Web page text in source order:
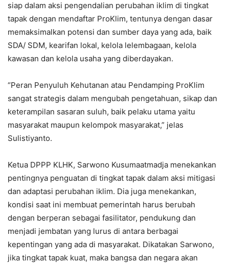
siap dalam aksi pengendalian perubahan iklim di tingkat
tapak dengan mendaftar ProKlim, tentunya dengan dasar
memaksimalkan potensi dan sumber daya yang ada, baik
SDA/ SDM, kearifan lokal, kelola lelembagaan, kelola
kawasan dan kelola usaha yang diberdayakan.
“Peran Penyuluh Kehutanan atau Pendamping ProKlim
sangat strategis dalam mengubah pengetahuan, sikap dan
keterampilan sasaran suluh, baik pelaku utama yaitu
masyarakat maupun kelompok masyarakat,” jelas
Sulistiyanto.
Ketua DPPP KLHK, Sarwono Kusumaatmadja menekankan
pentingnya penguatan di tingkat tapak dalam aksi mitigasi
dan adaptasi perubahan iklim. Dia juga menekankan,
kondisi saat ini membuat pemerintah harus berubah
dengan berperan sebagai fasilitator, pendukung dan
menjadi jembatan yang lurus di antara berbagai
kepentingan yang ada di masyarakat. Dikatakan Sarwono,
jika tingkat tapak kuat, maka bangsa dan negara akan